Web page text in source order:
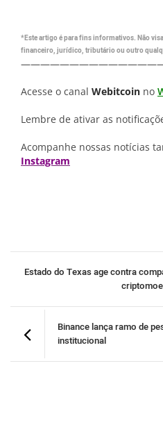
*Este artigo é para fins informativos. Não
financeiro, jurídico, tributário ou outro
Acesse o canal Webitcoin no
Lembre de ativar as
Acompanhe nossas notícias
Instagram
Estado do Texas age contra
Binance lança ramo de
institucional